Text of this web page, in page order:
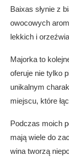
Baixas słynie z
owocowych
lekkich i
Majorka to
oferuje nie tylko
unikalnym
miejscu, które
Podczas moich
mają wiele do
wina tworzą